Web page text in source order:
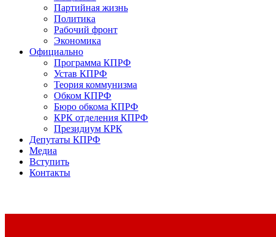
Партийная жизнь
Политика
Рабочий фронт
Экономика
Официально
Программа КПРФ
Устав КПРФ
Теория коммунизма
Обком КПРФ
Бюро обкома КПРФ
КРК отделения КПРФ
Президиум КРК
Депутаты КПРФ
Медиа
Вступить
Контакты